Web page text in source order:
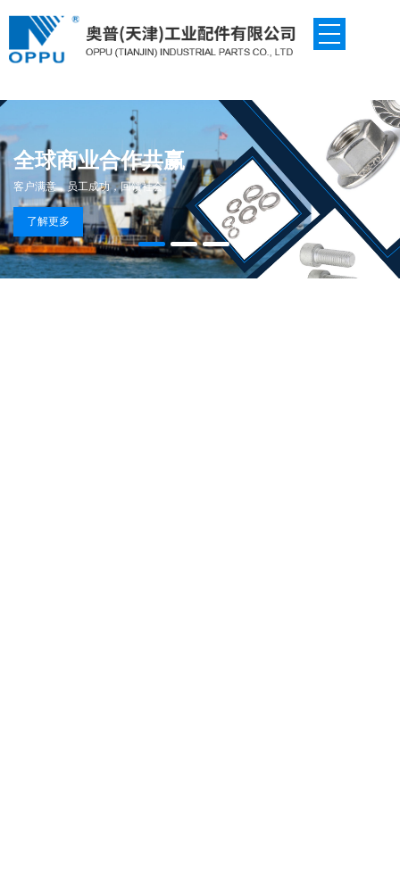
全球商业合作共赢
客户满意，员工成功，回馈社会
了解更多
工业零部件配套供应链体系
了解更多